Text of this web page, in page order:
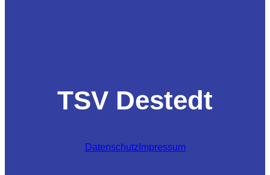
TSV Destedt
Datenschutz Impressum